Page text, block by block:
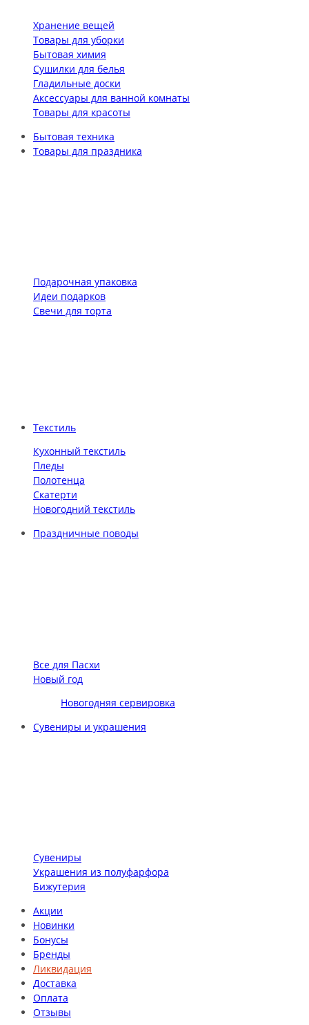
Хранение вещей
Товары для уборки
Бытовая химия
Сушилки для белья
Гладильные доски
Аксессуары для ванной комнаты
Товары для красоты
Бытовая техника
Товары для праздника
Подарочная упаковка
Идеи подарков
Свечи для торта
Текстиль
Кухонный текстиль
Пледы
Полотенца
Скатерти
Новогодний текстиль
Праздничные поводы
Все для Пасхи
Новый год
Новогодняя сервировка
Сувениры и украшения
Сувениры
Украшения из полуфарфора
Бижутерия
Акции
Новинки
Бонусы
Бренды
Ликвидация
Доставка
Оплата
Отзывы